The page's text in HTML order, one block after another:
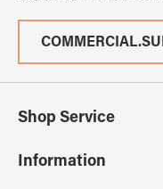
Shop Service
Information